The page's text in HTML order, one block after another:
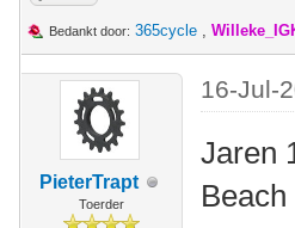
Bedankt door: 365cycle ,
PieterTrapt
Toerder
16-Jul-
Jaren